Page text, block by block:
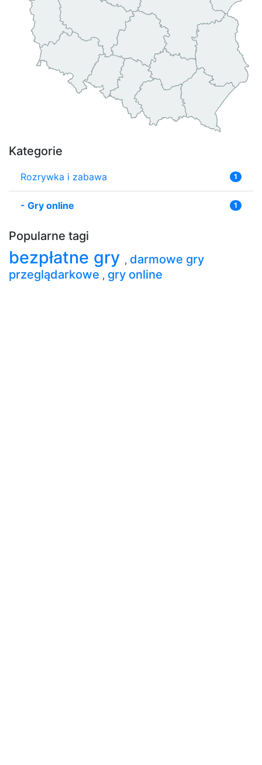
Kategorie
Rozrywka i zabawa 1
- Gry online 1
Popularne tagi
bezpłatne gry , darmowe gry
przeglądarkowe , gry online